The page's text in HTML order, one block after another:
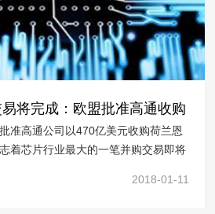
将完成：欧盟批准高通收购
准高通公司以470亿美元收购荷兰恩
着芯片行业最大的一笔并购交易即将
日早间消息，布鲁塞尔方面将在下周
2018-01-11